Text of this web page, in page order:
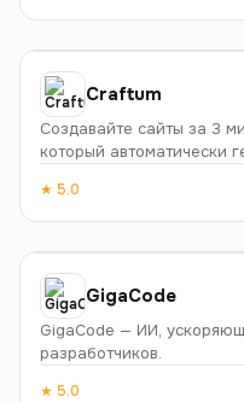
Роботы и устройства
Домашние животные
Инвестиции HR
Недвижимость
Рецепты и готовка
Саморазвитие
Craftum
Создавайте сайты за 3
который автоматически
★ 5.0
GigaCode
GigaCode — ИИ,
разработчиков.
★ 5.0